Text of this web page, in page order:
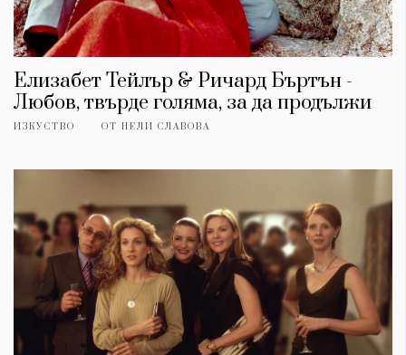
Елизабет Тейлър & Ричард Бъртън -
Любов, твърде голяма, за да продължи
ИЗКУСТВО ОТ НЕЛИ СЛАВОВА